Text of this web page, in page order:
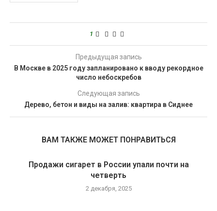
1
Предыдущая запись
В Москве в 2025 году запланировано к вводу рекордное
число небоскребов
Следующая запись
Дерево, бетон и виды на залив: квартира в Сиднее
ВАМ ТАКЖЕ МОЖЕТ ПОНРАВИТЬСЯ
Продажи сигарет в России упали почти на
четверть
2 декабря, 2025